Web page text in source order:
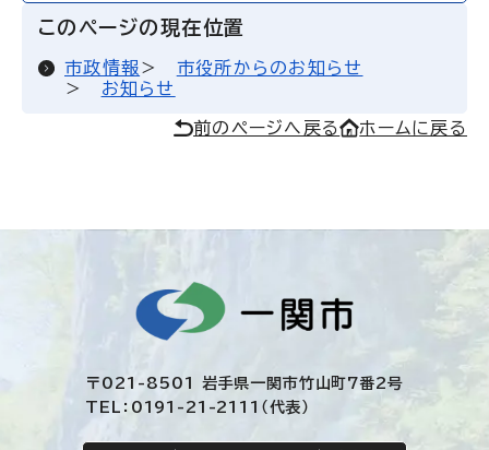
このページの現在位置
市政情報
市役所からのお知らせ
お知らせ
前のページへ戻る ホームに戻る
〒021-8501 岩手県一関市竹山町7番2号
TEL：0191-21-2111（代表）